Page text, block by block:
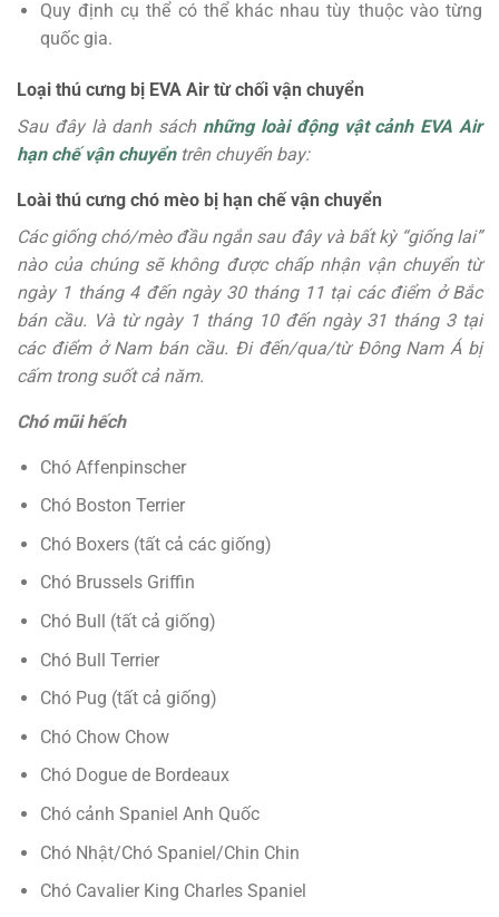
Quy định cụ thể có thể khác nhau tùy thuộc vào từng
quốc gia.
Loại thú cưng bị EVA Air từ chối vận chuyển
Sau đây là danh sách những loài động vật cảnh EVA Air
hạn chế vận chuyểntrên chuyến bay:
Loài thú cưng chó mèo bị hạn chế vận chuyển
Các giống chó/mèo đầu ngắn sau đây và bất kỳ “giống lai”
nào của chúng sẽ không được chấp nhận vận chuyển từ
ngày 1 tháng 4 đến ngày 30 tháng 11 tại các điểm ở Bắc
bán cầu. Và từ ngày 1 tháng 10 đến ngày 31 tháng 3 tại
các điểm ở Nam bán cầu. Đi đến/qua/từ Đông Nam Á bị
cấm trong suốt cả năm.
Chó mũi hếch
Chó Affenpinscher
Chó Boston Terrier
Chó Boxers (tất cả các giống)
Chó Brussels Griffin
Chó Bull (tất cả giống)
Chó Bull Terrier
Chó Pug (tất cả giống)
Chó Chow Chow
Chó Dogue de Bordeaux
Chó cảnh Spaniel Anh Quốc
Chó Nhật/Chó Spaniel/Chin Chin
Chó Cavalier King Charles Spaniel